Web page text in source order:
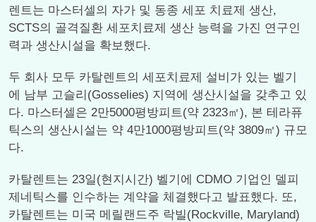
렌트는 마스터셀의 자가 및 동종 세포 치료제 생산,
SCTS의 골격질환 세포치료제 생산 능력을 가진 연구인
력과 생산시설을 확보했다.
두 회사 모두 카탈렌트의 세포치료제 설비가 있는 벨기
에 남부 고슬리(Gosselies) 지역에 생산시설을 갖추고 있
다. 마스터셀은 2만5000평방피트(약 2323㎡), 본 테라퓨
틱스의 생산시설는 약 4만1000평방피트(약 3809㎡) 규모
다.
카탈렌트는 23일(현지시간) 벨기에 CDMO 기업인 델피
제네틱스를 인수하는 계약을 체결했다고 발표했다. 또,
카탈렌트는 미국 메릴랜드주 락빌(Rockville, Maryland)